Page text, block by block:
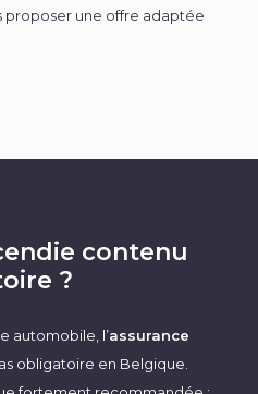
proposer une offre adaptée
contenu
?
automobile, l’assurance
obligatoire en Belgique.